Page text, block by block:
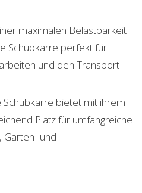
maximalen Belastbarkeit
Schubkarre perfekt für
und den Transport
Schubkarre bietet mit ihrem
Platz für umfangreiche
Garten- und